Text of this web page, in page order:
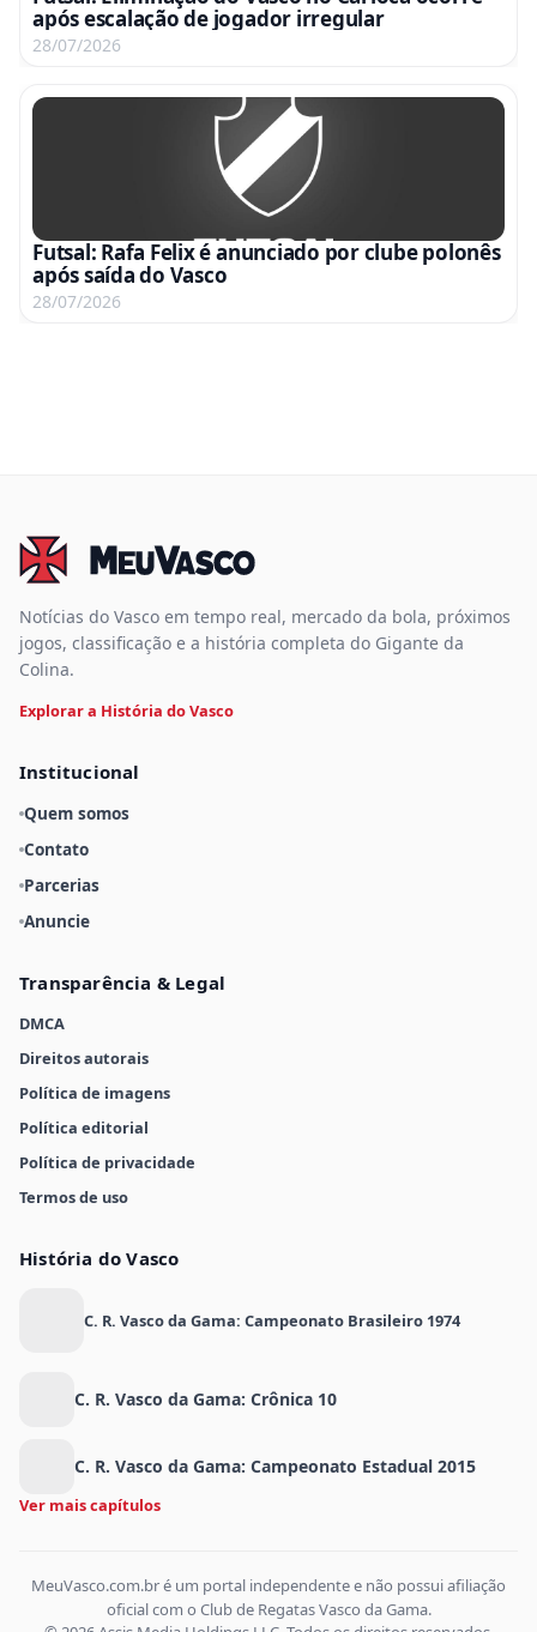
após escalação de jogador irregular
28/07/2026
Futsal: Rafa Felix é anunciado por clube polonês
após saída do Vasco
28/07/2026
Notícias do Vasco em tempo real, mercado da bola, próximos
jogos, classificação e a história completa do Gigante da
Colina.
Explorar a História do Vasco
Institucional
Quem somos
Contato
Parcerias
Anuncie
Transparência & Legal
DMCA
Direitos autorais
Política de imagens
Política editorial
Política de privacidade
Termos de uso
História do Vasco
C. R. Vasco da Gama: Campeonato Brasileiro 1974
C. R. Vasco da Gama: Crônica 10
C. R. Vasco da Gama: Campeonato Estadual 2015
Ver mais capítulos
MeuVasco.com.br é um portal independente e não possui afiliação
oficial com o Club de Regatas Vasco da Gama.